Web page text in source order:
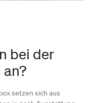
bei der
setzen sich aus